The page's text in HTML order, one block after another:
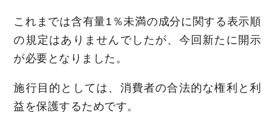
これまでは含有量1％未満の成分に関する表示順
の規定はありませんでしたが、今回新たに開示
が必要となりました。
施行目的としては、消費者の合法的な権利と利
益を保護するためです。